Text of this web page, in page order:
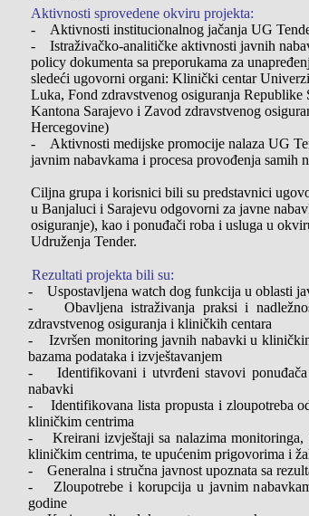
Aktivnosti sprovedene okviru projekta:
- Aktivnosti institucionalnog jačanja UG
- Istraživačko-analitičke aktivnosti javnih
policy dokumenta sa preporukama za
sledeći ugovorni organi: Klinički centar
Luka, Fond zdravstvenog osiguranja Republike
Kantona Sarajevo i Zavod zdravstvenog
Hercegovine)
- Aktivnosti medijske promocije nalaza UG
javnim nabavkama i procesa provođenja samih
Ciljna grupa i korisnici bili su predstavnici
u Banjaluci i Sarajevu odgovorni za javne
osiguranje), kao i ponuđači roba i usluga u
Udruženja Tender.
Rezultati projekta bili su:
- Uspostavljena watch dog funkcija u oblasti
- Obavljena istraživanja praksi i
zdravstvenog osiguranja i kliničkih centara
- Izvršen monitoring javnih nabavki u
bazama podataka i izvještavanjem
- Identifikovani i utvrđeni stavovi ponuđača
nabavki
- Identifikovana lista propusta i zloupotreba
kliničkim centrima
- Kreirani izvještaji sa nalazima monitoringa,
kliničkim centrima, te upućenim prigovorima i
- Generalna i stručna javnost upoznata sa
- Zloupotrebe i korupcija u javnim
godine